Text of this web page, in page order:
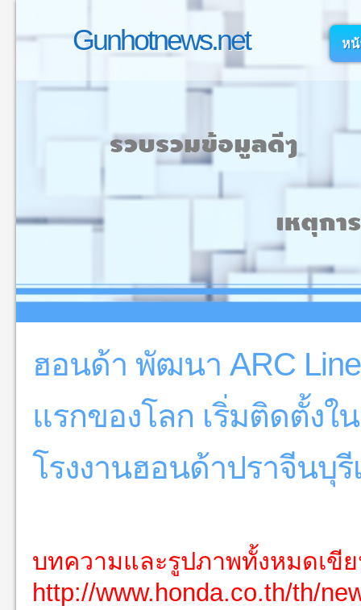
Gunhotnews.net หน้
ฮอนด้า พัฒนา ARC
แรกของโลก เริ่มติดตั้งใ
โรงงานฮอนด้าปราจีนบุ
บทความและรูปภาพทั้งหมดเขี
http://www.honda.co.th/th/